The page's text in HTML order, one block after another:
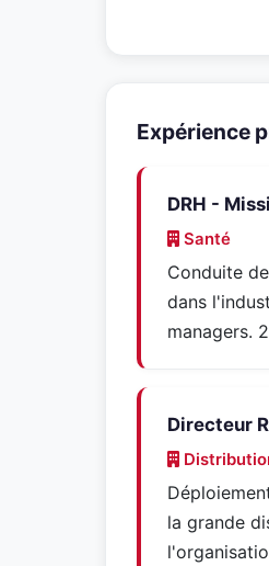
Expérience
DRH -
Santé
Conduite
dans
managers.
Directeur
la grande